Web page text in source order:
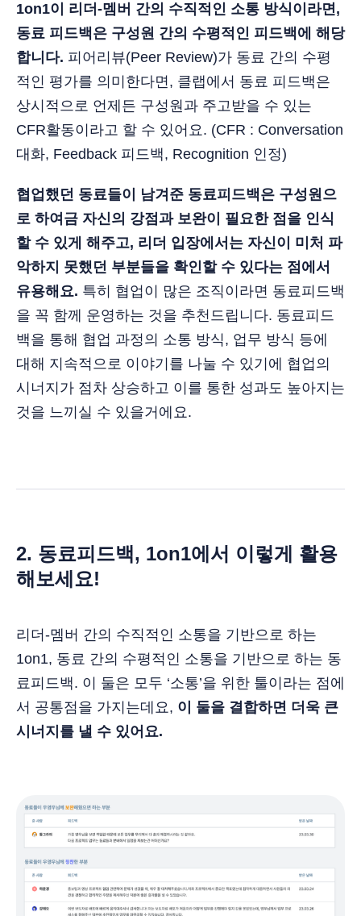
1on1이 리더-멤버 간의 수직적인 소통 방식이라면,
동료 피드백은 구성원 간의 수평적인 피드백에 해당
합니다. 피어리뷰(Peer Review)가 동료 간의 수평
적인 평가를 의미한다면, 클랩에서 동료 피드백은
상시적으로 언제든 구성원과 주고받을 수 있는
CFR활동이라고 할 수 있어요. (CFR : Conversation
대화, Feedback 피드백, Recognition 인정)
협업했던 동료들이 남겨준 동료피드백은 구성원으
로 하여금 자신의 강점과 보완이 필요한 점을 인식
할 수 있게 해주고, 리더 입장에서는 자신이 미처 파
악하지 못했던 부분들을 확인할 수 있다는 점에서
유용해요. 특히 협업이 많은 조직이라면 동료피드백
을 꼭 함께 운영하는 것을 추천드립니다. 동료피드
백을 통해 협업 과정의 소통 방식, 업무 방식 등에
대해 지속적으로 이야기를 나눌 수 있기에 협업의
시너지가 점차 상승하고 이를 통한 성과도 높아지는
것을 느끼실 수 있을거에요.
2. 동료피드백, 1on1에서 이렇게 활용
해보세요!
리더-멤버 간의 수직적인 소통을 기반으로 하는
1on1, 동료 간의 수평적인 소통을 기반으로 하는 동
료피드백. 이 둘은 모두 ‘소통’을 위한 툴이라는 점에
서 공통점을 가지는데요, 이 둘을 결합하면 더욱 큰
시너지를 낼 수 있어요.